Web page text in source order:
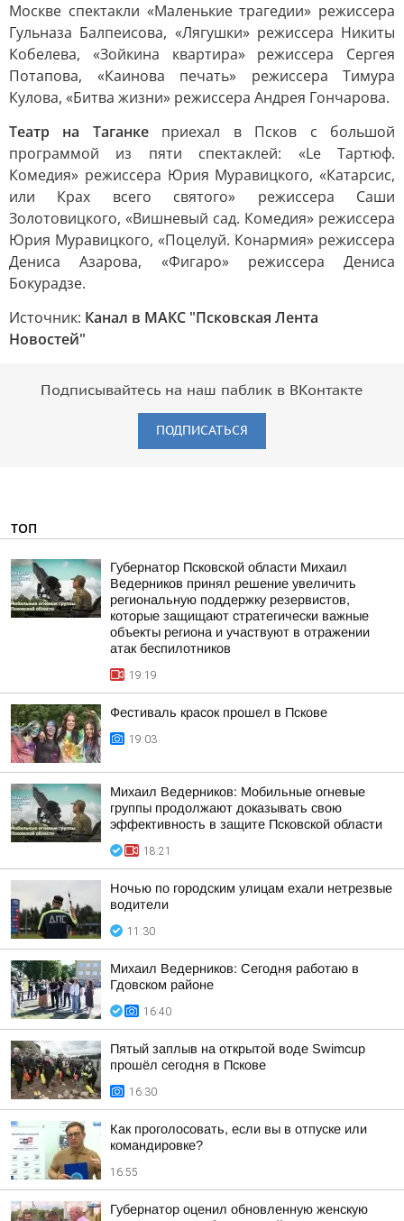
Москве спектакли «Маленькие трагедии» режиссера
Гульназа Балпеисова, «Лягушки» режиссера Никиты
Кобелева, «Зойкина квартира» режиссера Сергея
Потапова, «Каинова печать» режиссера Тимура
Кулова, «Битва жизни» режиссера Андрея Гончарова.
Театр на Таганке приехал в Псков с большой
программой из пяти спектаклей: «Lе Тартюф.
Комедия» режиссера Юрия Муравицкого, «Катарсис,
или Крах всего святого» режиссера Саши
Золотовицкого, «Вишневый сад. Комедия» режиссера
Юрия Муравицкого, «Поцелуй. Конармия» режиссера
Дениса Азарова, «Фигаро» режиссера Дениса
Бокурадзе.
Источник: Канал в МАКС "Псковская Лента
Новостей"
Подписывайтесь на наш паблик в ВКонтакте
ПОДПИСАТЬСЯ
ТОП
Губернатор Псковской области Михаил
Ведерников принял решение увеличить
региональную поддержку резервистов,
которые защищают стратегически важные
объекты региона и участвуют в отражении
атак беспилотников
19:19
Фестиваль красок прошел в Пскове
19:03
Михаил Ведерников: Мобильные огневые
группы продолжают доказывать свою
эффективность в защите Псковской области
18:21
Ночью по городским улицам ехали нетрезвые
водители
11:30
Михаил Ведерников: Сегодня работаю в
Гдовском районе
16:40
Пятый заплыв на открытой воде Swimcup
прошёл сегодня в Пскове
16:30
Как проголосовать, если вы в отпуске или
командировке?
16:55
Губернатор оценил обновленную женскую